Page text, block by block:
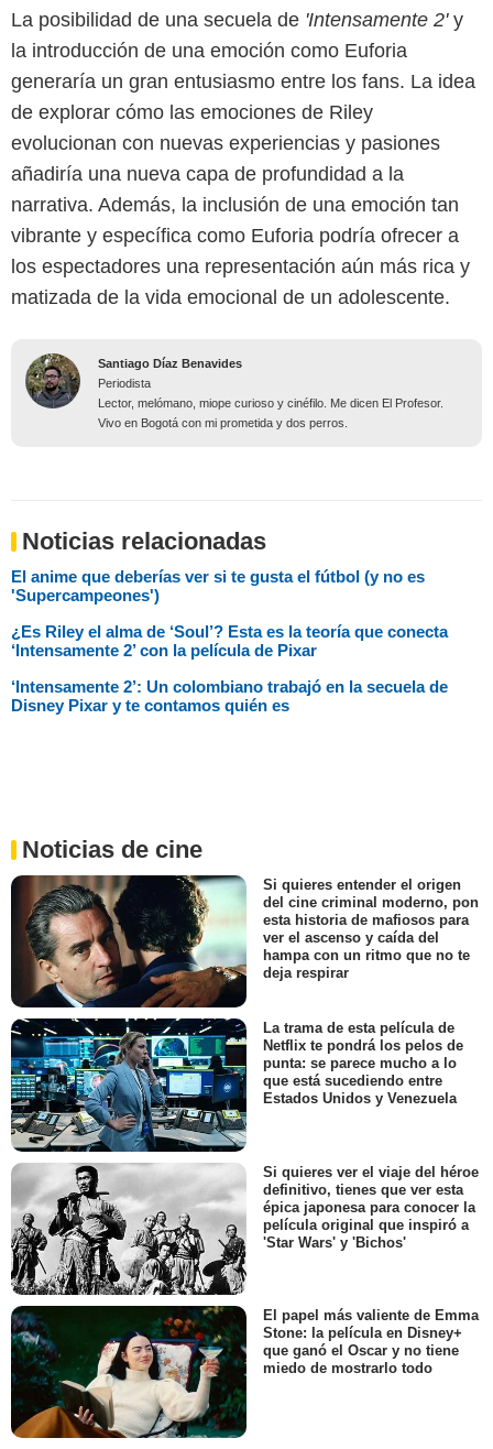
La posibilidad de una secuela de 'Intensamente 2' y
la introducción de una emoción como Euforia
generaría un gran entusiasmo entre los fans. La idea
de explorar cómo las emociones de Riley
evolucionan con nuevas experiencias y pasiones
añadiría una nueva capa de profundidad a la
narrativa. Además, la inclusión de una emoción tan
vibrante y específica como Euforia podría ofrecer a
los espectadores una representación aún más rica y
matizada de la vida emocional de un adolescente.
Santiago Díaz Benavides
Periodista
Lector, melómano, miope curioso y cinéfilo. Me dicen El Profesor.
Vivo en Bogotá con mi prometida y dos perros.
Noticias relacionadas
El anime que deberías ver si te gusta el fútbol (y no es
'Supercampeones')
¿Es Riley el alma de ‘Soul’? Esta es la teoría que conecta
‘Intensamente 2’ con la película de Pixar
‘Intensamente 2’: Un colombiano trabajó en la secuela de
Disney Pixar y te contamos quién es
Noticias de cine
Si quieres entender el origen
del cine criminal moderno, pon
esta historia de mafiosos para
ver el ascenso y caída del
hampa con un ritmo que no te
deja respirar
La trama de esta película de
Netflix te pondrá los pelos de
punta: se parece mucho a lo
que está sucediendo entre
Estados Unidos y Venezuela
Si quieres ver el viaje del héroe
definitivo, tienes que ver esta
épica japonesa para conocer la
película original que inspiró a
'Star Wars' y 'Bichos'
El papel más valiente de Emma
Stone: la película en Disney+
que ganó el Oscar y no tiene
miedo de mostrarlo todo